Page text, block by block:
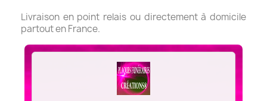
Livraison en point relais ou directement à domicile
partout en France.